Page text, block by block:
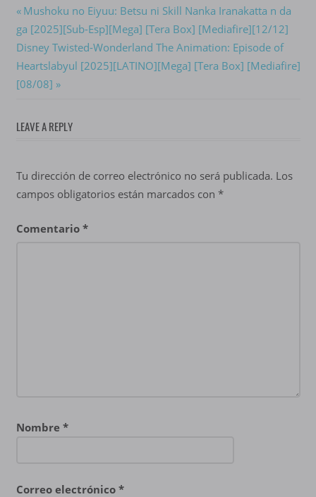
Navegación
de
entradas
Previous
Post:
Mushoku no Eiyuu: Betsu ni Skill Nanka Iranakatta n da
ga [2025][Sub-Esp][Mega] [Tera Box] [Mediafire][12/12]
Next
Post:
Disney Twisted-Wonderland The Animation: Episode of
Heartslabyul [2025][LATINO][Mega] [Tera Box] [Mediafire]
[08/08]
LEAVE A REPLY
Tu dirección de correo electrónico no será publicada. Los
campos obligatorios están marcados con *
Comentario *
Nombre *
Correo electrónico *